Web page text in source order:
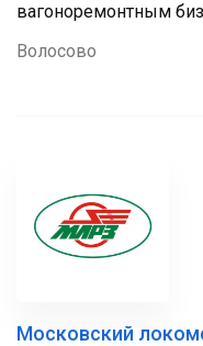
вагоноремонтным
Волосово
Московский